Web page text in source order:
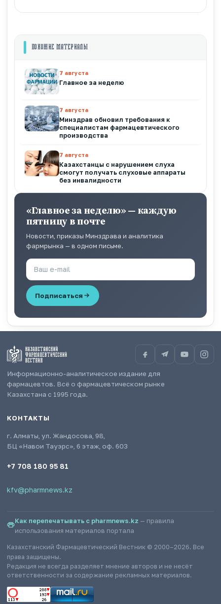
ПОХОЖИЕ МАТЕРИАЛЫ
7 августа
Главное за неделю
7 августа
Минздрав обновил требования к
специалистам фармацевтического
производства
7 августа
Казахстанцы с нарушением слуха
смогут получать слуховые аппараты
без инвалидности
«Главное за неделю» — каждую
пятницу в почте
Новости, приказы Минздрава и аналитика
фармрынка — в одном письме.
Подписаться
Информационно-аналитическое издание для
фармацевтов. Всё о фармацевтическом рынке
Казахстана с 1995 года.
КОНТАКТЫ
г. Алматы, ул. Жандосова, 98,
БЦ «Навои Тауэрс», 6 этаж, оф. 603
+7 708 180 95 81
kfv@pharmnews.kz
Как перепечатывать с pharmnews.kz — правила
использования материалов портала
Казахстанский Фармацевтический Вестник © 2000–2026. Все
права защищены.
Редакция не всегда разделяет мнение авторов и не несёт
ответственности за содержание рекламных материалов.